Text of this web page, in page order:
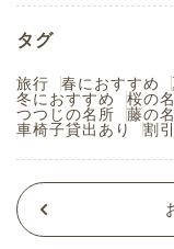
タグ
旅行 春におすすめ
冬におすすめ
桜の
つつじの名所
藤の
車椅子貸出あり
割